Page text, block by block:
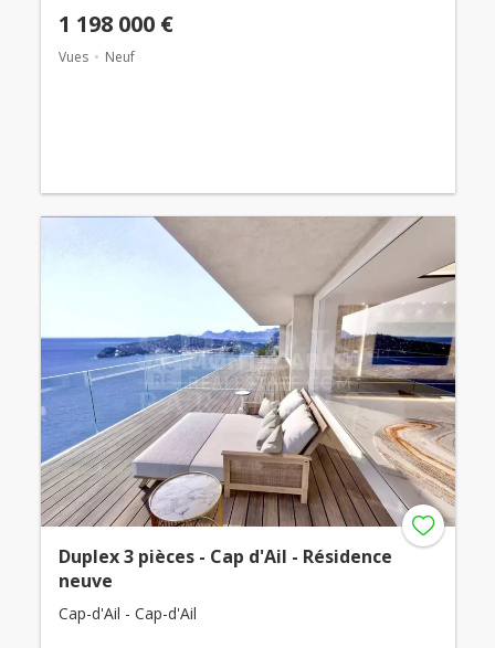
1 198 000 €
Vues Neuf
Duplex 3 pièces - Cap d'Ail - Résidence
neuve
Cap-d'Ail - Cap-d'Ail